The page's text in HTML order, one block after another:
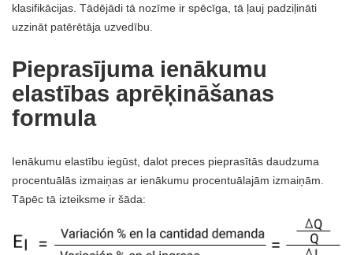
klasifikācijas. Tādējādi tā nozīme ir spēcīga, tā ļauj padziļināti
uzzināt patērētāja uzvedību.
Pieprasījuma ienākumu
elastības aprēķināšanas
formula
Ienākumu elastību iegūst, dalot preces pieprasītās daudzuma
procentuālās izmaiņas ar ienākumu procentuālajām izmaiņām.
Tāpēc tā izteiksme ir šāda: